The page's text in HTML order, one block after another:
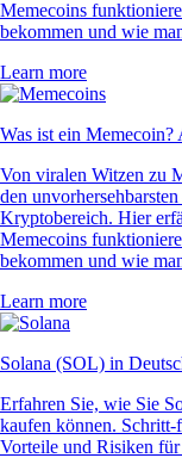
Memecoins
bekommen und wie
Learn more
Was ist ein Memecoin?
Von viralen Witzen zu
den
Kryptobereich. Hier
Memecoins
bekommen und wie
Learn more
Solana (SOL) in
Erfahren Sie, wie Sie
kaufen können.
Vorteile und Risiken für